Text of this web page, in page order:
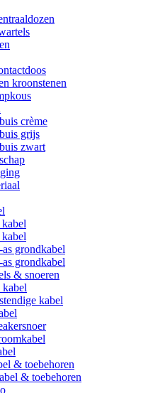
kroonstenen
crème
grijs
zwart
grondkabel
grondkabel
& snoeren
kabel
& toebehoren
& toebehoren